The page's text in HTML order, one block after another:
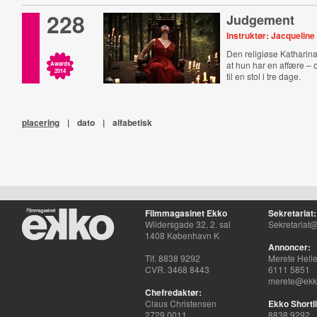
228
Awards
2014
Judgement
Instruktør: Jacqueline
Den religiøse
at hun har en affære –
til en stol i tre dage.
placering | dato | alfabetisk
Filmmagasinet Ekko
Wildersgade 32, 2. sal
1408 København K
Tlf. 8838 9292
CVR. 3468 8443
Chefredaktør:
Claus Christensen
2729 0011
Sekretariat:
Annoncer:
Merete
6111 5851
Ekko
8838 9292